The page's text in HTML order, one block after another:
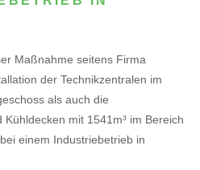
Maßnahme seitens Firma
der Technikzentralen im
als auch die
mit 1541m³ im Bereich
einem Industriebetrieb in